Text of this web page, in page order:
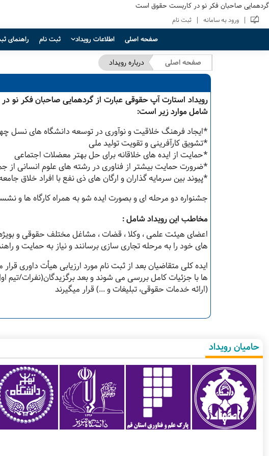
گردهمایی صاحبان فکر نو در کاربست حقوق است
| ورود به سامانه | ثبت نام
صفحه اصلی
اطلاعات رویداد ثبت نام راهنمای
صفحه اصلی درباره رویداد
رویداد استارت آپ حقوقی عبارت از گردهمایی صاحبان فکر
شامل موارد زیر است:
*ایجاد فرهنگ خلاقیت و نوآوری در توسعه دانشگاه های نسل
*تشویق کارآفرینی و تقویت تولید ملی
*حمایت از ایده های خلاقانه برای حل بهتر معضلات اجتماعی
*ضرورت حمایت بیشتر از فناوری در رشته های علوم انسانی از
*پیوند بین سرمایه گذاران و ارگان های ذی نفع با افراد خلاق
جشنواره دو مرحله ای و بصورت ایده شو به همراه کارگاه ها و
مخاطب این رویداد شامل :
اعضای هیئت علمی ، وکلا ، قضات ، مشاغل مختلف حقوقی و
های خود را به مرحله تجاری سازی برسانند و نیاز به حمایت و
ایده کلی متقاضیان بعد از ثبت نام مورد ارزیابی هیأت داوری
ها با جزئیات کامل بررسی می شوند و بعد برگزیدگان(نفرات/تیم
(ارائه خدمات حقوقی، تبلیغات و ...) قرار میگیرند
حامیان رویداد